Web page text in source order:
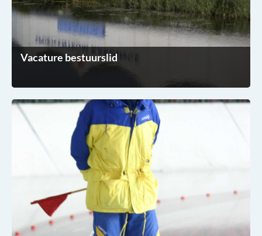
Vacature bestuurslid